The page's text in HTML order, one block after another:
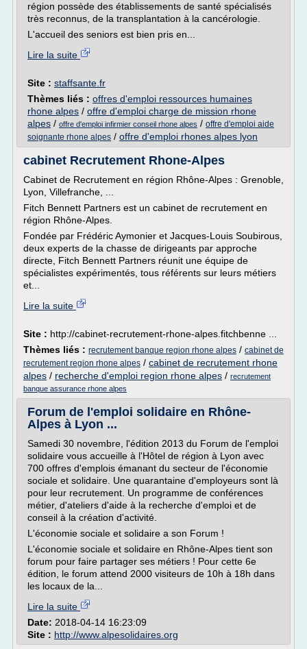
région possède des établissements de santé spécialisés
très reconnus, de la transplantation à la cancérologie.
L'accueil des seniors est bien pris en...
Lire la suite
Site : staffsante.fr
Thèmes liés : offres d'emploi ressources humaines
rhone alpes / offre d'emploi charge de mission rhone
alpes / offre d'emploi infirmier conseil rhone alpes / offre d'emploi aide
soignante rhone alpes / offre d'emploi rhones alpes lyon
cabinet Recrutement Rhone-Alpes
Cabinet de Recrutement en région Rhône-Alpes : Grenoble,
Lyon, Villefranche, ...
Fitch Bennett Partners est un cabinet de recrutement en
région Rhône-Alpes.
Fondée par Frédéric Aymonier et Jacques-Louis Soubirous,
deux experts de la chasse de dirigeants par approche
directe, Fitch Bennett Partners réunit une équipe de
spécialistes expérimentés, tous référents sur leurs métiers
et...
Lire la suite
Site : http://cabinet-recrutement-rhone-alpes.fitchbenne ...
Thèmes liés : recrutement banque region rhone alpes / cabinet de
recrutement region rhone alpes / cabinet de recrutement rhone
alpes / recherche d'emploi region rhone alpes / recrutement
banque assurance rhone alpes
Forum de l'emploi solidaire en Rhône-
Alpes à Lyon ...
Samedi 30 novembre, l'édition 2013 du Forum de l'emploi
solidaire vous accueille à l'Hôtel de région à Lyon avec
700 offres d'emplois émanant du secteur de l'économie
sociale et solidaire. Une quarantaine d'employeurs sont là
pour leur recrutement. Un programme de conférences
métier, d'ateliers d'aide à la recherche d'emploi et de
conseil à la création d'activité.
L'économie sociale et solidaire a son Forum !
L'économie sociale et solidaire en Rhône-Alpes tient son
forum pour faire partager ses métiers ! Pour cette 6e
édition, le forum attend 2000 visiteurs de 10h à 18h dans
les locaux de la...
Lire la suite
Date: 2018-04-14 16:23:09
Site : http://www.alpesolidaires.org